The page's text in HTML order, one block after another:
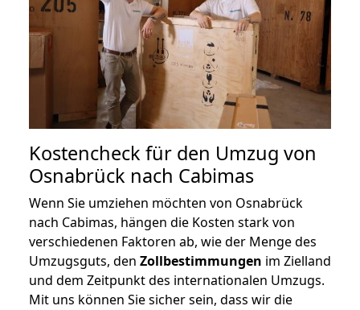
Kostencheck für den Umzug von
Osnabrück nach Cabimas
Wenn Sie umziehen möchten von Osnabrück
nach Cabimas, hängen die Kosten stark von
verschiedenen Faktoren ab, wie der Menge des
Umzugsguts, den Zollbestimmungen im Zielland
und dem Zeitpunkt des internationalen Umzugs.
Mit uns können Sie sicher sein, dass wir die